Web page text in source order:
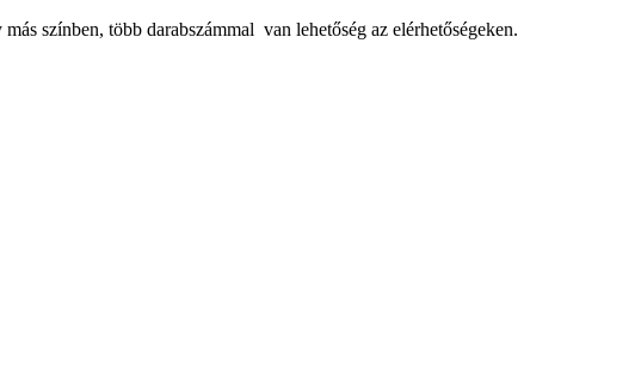
színben, több darabszámmal van lehetőség az elérhetőségeken.